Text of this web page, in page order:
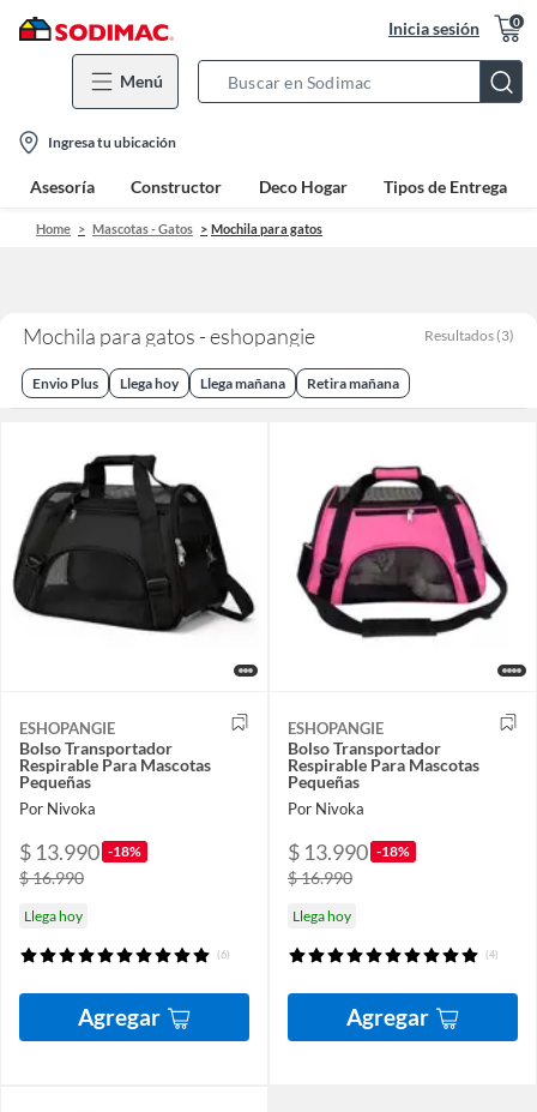
Inicia sesión 0
Menú
Bar
location-
icon
Ingresa tu ubicación
Asesoría Constructor Deco Hogar Tipos de Entrega
Home Mascotas - Gatos Mochila para gatos
Mochila para gatos - eshopangie Resultados (3)
Envio Plus Llega hoy Llega mañana Retira mañana
ESHOPANGIE
Bolso Transportador
Respirable Para Mascotas
Pequeñas
Por Nivoka
$ 13.990 -18%
$ 16.990
Llega hoy
(6)
Agregar
ESHOPANGIE
Bolso Transportador
Respirable Para Mascotas
Pequeñas
Por Nivoka
$ 13.990 -18%
$ 16.990
Llega hoy
(4)
Agregar